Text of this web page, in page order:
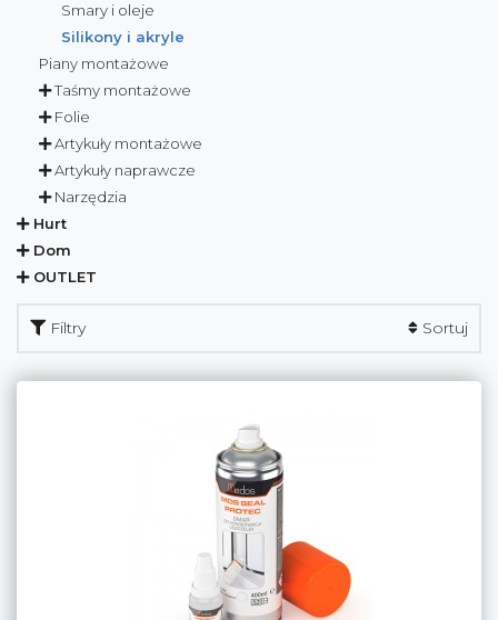
Smary i oleje
Silikony i akryle
Piany montażowe
Taśmy montażowe
Folie
Artykuły montażowe
Artykuły naprawcze
Narzędzia
Hurt
Dom
OUTLET
Filtry Sortuj